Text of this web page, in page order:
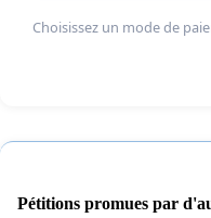
permettent pas aux
personnes sortant
Choisissez un mode de
Pétitions promues par